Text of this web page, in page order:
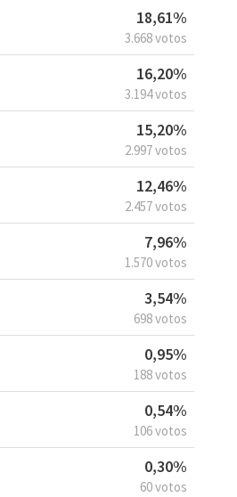
18,61%
3.668 votos
16,20%
3.194 votos
15,20%
2.997 votos
12,46%
2.457 votos
7,96%
1.570 votos
3,54%
698 votos
0,95%
188 votos
0,54%
106 votos
0,30%
60 votos